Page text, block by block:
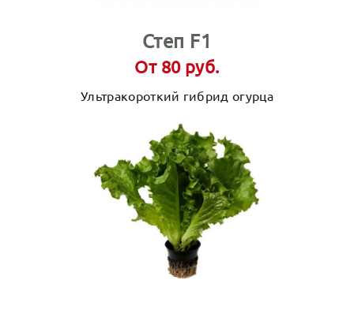
Степ F1
От 80 руб.
Ультракороткий гибрид огурца